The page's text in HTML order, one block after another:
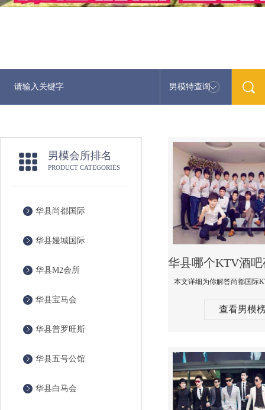
男模特查询
男模会所排名
PRODUCT CATEGORIES
华县尚都国际
华县嫚城国际
华县M2会所
华县宝马会
华县普罗旺斯
华县五号公馆
华县白马会
查看男模